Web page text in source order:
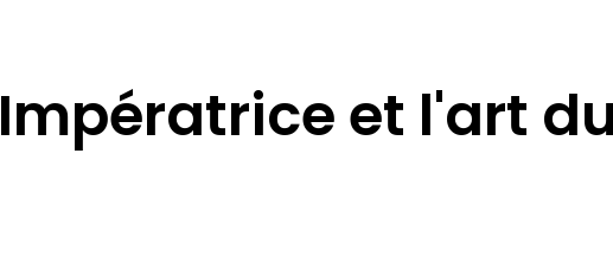
et l'art du